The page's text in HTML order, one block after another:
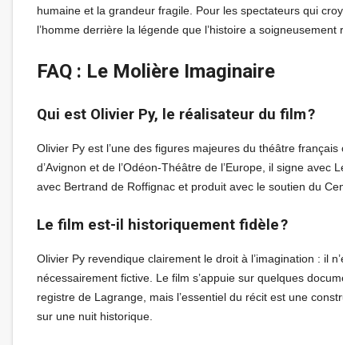
humaine et la grandeur fragile. Pour les spectateurs qui
l’homme derrière la légende que l’histoire a
FAQ : Le Molière Imaginaire
Qui est Olivier Py, le réalisateur du film ?
Olivier Py est l’une des figures majeures du théâtre
d’Avignon et de l’Odéon-Théâtre de l’Europe, il signe
avec Bertrand de Roffignac et produit avec le soutien du
Le film est-il historiquement fidèle ?
Olivier Py revendique clairement le droit à l’imagination : il
nécessairement fictive. Le film s’appuie sur quelques
registre de Lagrange, mais l’essentiel du récit est une
sur une nuit historique.